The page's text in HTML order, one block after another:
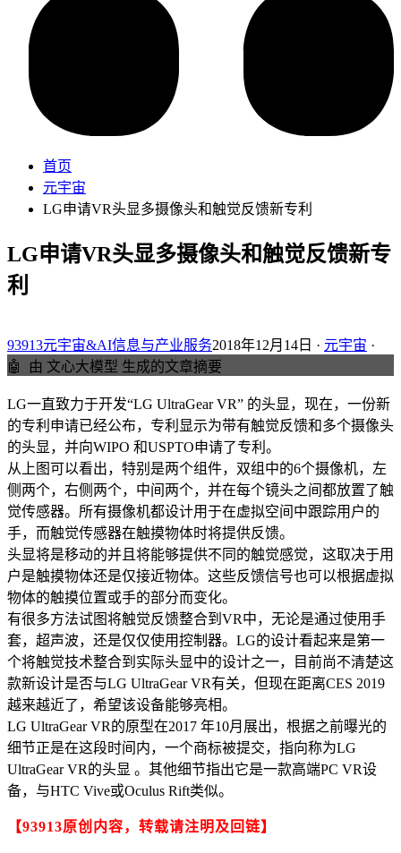
首页
元宇宙
LG申请VR头显多摄像头和触觉反馈新专利
LG申请VR头显多摄像头和触觉反馈新专
利
93913元宇宙&AI信息与产业服务2018年12月14日 · 元宇宙 ·
🤖
由 文心大模型 生成的文章摘要
LG一直致力于开发“LG UltraGear VR” 的头显，现在，一份新
的专利申请已经公布，专利显示为带有触觉反馈和多个摄像头
的头显，并向WIPO 和USPTO申请了专利。
从上图可以看出，特别是两个组件，双组中的6个摄像机，左
侧两个，右侧两个，中间两个，并在每个镜头之间都放置了触
觉传感器。所有摄像机都设计用于在虚拟空间中跟踪用户的
手，而触觉传感器在触摸物体时将提供反馈。
头显将是移动的并且将能够提供不同的触觉感觉，这取决于用
户是触摸物体还是仅接近物体。这些反馈信号也可以根据虚拟
物体的触摸位置或手的部分而变化。
有很多方法试图将触觉反馈整合到VR中，无论是通过使用手
套，超声波，还是仅仅使用控制器。LG的设计看起来是第一
个将触觉技术整合到实际头显中的设计之一，目前尚不清楚这
款新设计是否与LG UltraGear VR有关，但现在距离CES 2019
越来越近了，希望该设备能够亮相。
LG UltraGear VR的原型在2017 年10月展出，根据之前曝光的
细节正是在这段时间内，一个商标被提交，指向称为LG
UltraGear VR的头显 。其他细节指出它是一款高端PC VR设
备，与HTC Vive或Oculus Rift类似。
【93913原创内容，转载请注明及回链】